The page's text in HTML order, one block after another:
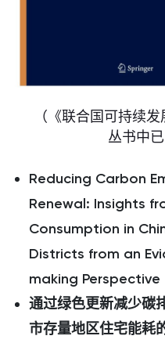
（《联合国可持续
丛书中
Reducing Carbon
Renewal: Insights
Consumption in
Districts from an
making Perspective
通过绿色更新减少碳
市存量地区住宅能耗